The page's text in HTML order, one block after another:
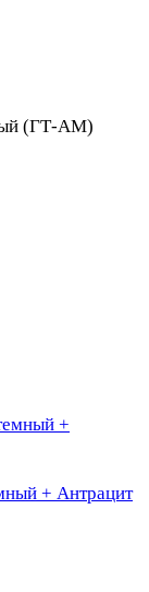
(ГТ-АМ)
+ Антрацит